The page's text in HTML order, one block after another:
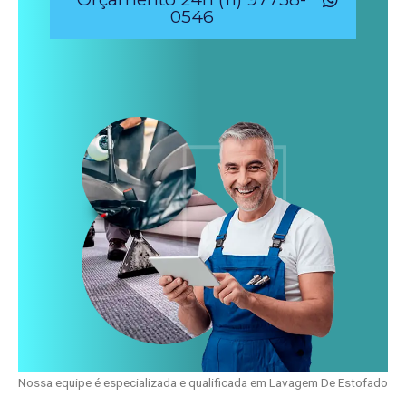
0546
Nossa equipe é especializada e qualificada em Lavagem De Estofado